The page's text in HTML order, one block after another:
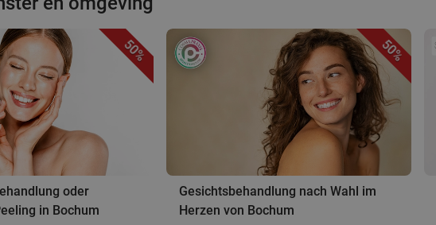
50%
oder
in Bochum
50%
Gesichtsbehandlung nach Wahl im
Herzen von Bochum